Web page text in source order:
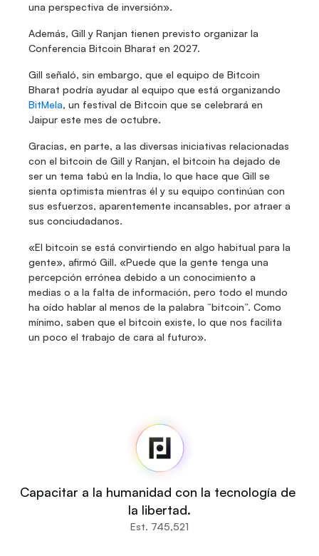
una perspectiva de inversión».
Además, Gill y Ranjan tienen previsto organizar la
Conferencia Bitcoin Bharat en 2027.
Gill señaló, sin embargo, que el equipo de Bitcoin
BitMela, un festival de Bitcoin que se celebrará en
Jaipur este mes de octubre.
Gracias, en parte, a las diversas iniciativas relacionadas
con el bitcoin de Gill y Ranjan, el bitcoin ha dejado de
ser un tema tabú en la India, lo que hace que Gill se
sienta optimista mientras él y su equipo continúan con
sus esfuerzos, aparentemente incansables, por atraer a
sus conciudadanos.
«El bitcoin se está convirtiendo en algo habitual para la
gente», afirmó Gill. «Puede que la gente tenga una
percepción errónea debido a un conocimiento a
medias o a la falta de información, pero todo el mundo
ha oído hablar al menos de la palabra “bitcoin”. Como
mínimo, saben que el bitcoin existe, lo que nos facilita
un poco el trabajo de cara al futuro».
Inicio
Noticias
Código fuente
Fedi For
Tú
Comunidades
Organizaciones
Capacitar a la humanidad con la tecnología de
la libertad.
Est. 745,521